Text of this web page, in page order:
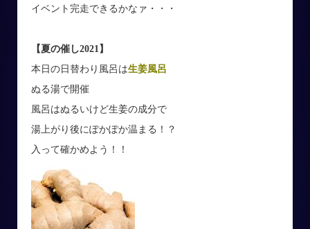
イベント完走できるかなァ・・・
【夏の催し2021】
本日の日替わり風呂は生姜風呂
ぬる湯で開催
風呂はぬるいけど生姜の成分で
湯上がり後にぽかぽか温まる！？
入って確かめよう！！